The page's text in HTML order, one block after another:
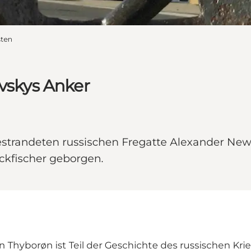
Anker
russischen Fregatte Alexander
geborgen.
Thyborøn ist Teil der Geschichte des russischen